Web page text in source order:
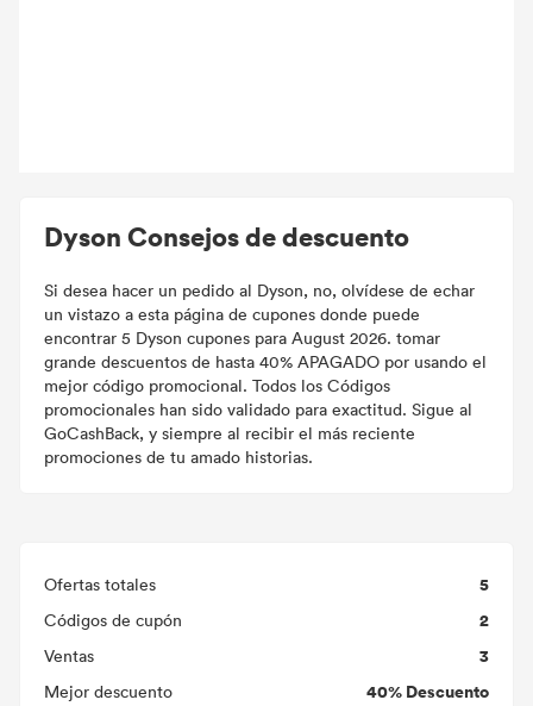
Dyson Consejos de descuento
Si desea hacer un pedido al Dyson, no, olvídese de echar
un vistazo a esta página de cupones donde puede
encontrar 5 Dyson cupones para August 2026. tomar
grande descuentos de hasta 40% APAGADO por usando el
mejor código promocional. Todos los Códigos
promocionales han sido validado para exactitud. Sigue al
GoCashBack, y siempre al recibir el más reciente
promociones de tu amado historias.
Ofertas totales 5
Códigos de cupón 2
Ventas 3
Mejor descuento 40% Descuento